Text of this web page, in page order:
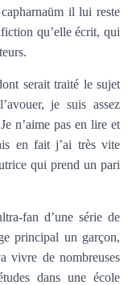
il lui reste
qu’elle écrit, qui
serait traité le sujet
je suis assez
n’aime pas en lire et
en fait j’ai très vite
qui prend un pari
fan d’une série de
principal un garçon,
vivre de nombreuses
dans une école